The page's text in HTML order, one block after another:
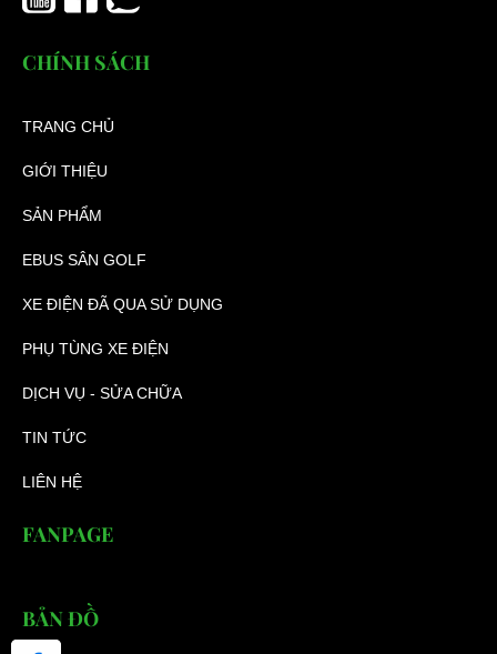
CHÍNH SÁCH
TRANG CHỦ
GIỚI THIỆU
SẢN PHẨM
EBUS SÂN GOLF
XE ĐIỆN ĐÃ QUA SỬ DỤNG
PHỤ TÙNG XE ĐIỆN
DỊCH VỤ - SỬA CHỮA
TIN TỨC
LIÊN HỆ
FANPAGE
BẢN ĐỒ